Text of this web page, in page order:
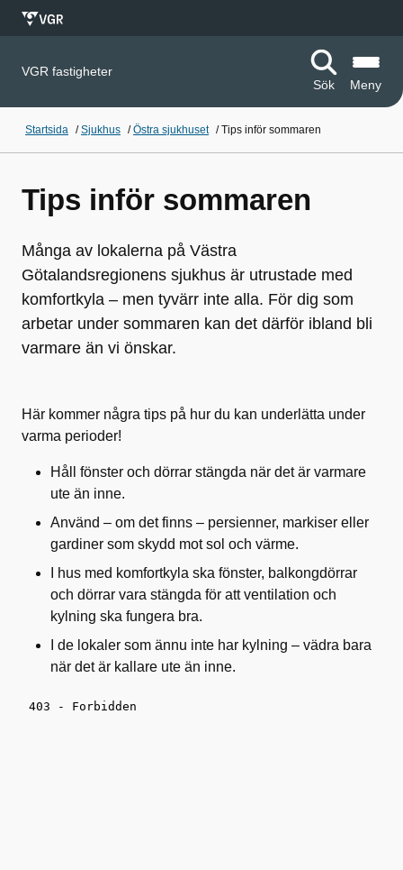
VGR fastigheter
Sök
Meny
Startsida /Sjukhus /Östra sjukhuset /Tips inför sommaren
Tips inför sommaren
Många av lokalerna på Västra
Götalandsregionens sjukhus är utrustade med
komfortkyla – men tyvärr inte alla. För dig som
arbetar under sommaren kan det därför ibland bli
varmare än vi önskar.
Här kommer några tips på hur du kan underlätta under
varma perioder!
Håll fönster och dörrar stängda när det är varmare
ute än inne.
Använd – om det finns – persienner, markiser eller
gardiner som skydd mot sol och värme.
I hus med komfortkyla ska fönster, balkongdörrar
och dörrar vara stängda för att ventilation och
kylning ska fungera bra.
I de lokaler som ännu inte har kylning – vädra bara
när det är kallare ute än inne.